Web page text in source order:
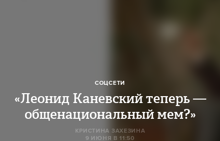
СОЦСЕТИ
«Леонид Каневский теперь —
общенациональный мем?»
КРИСТИНА ЗАХЕЗИНА
9 ИЮНЯ В 11:50